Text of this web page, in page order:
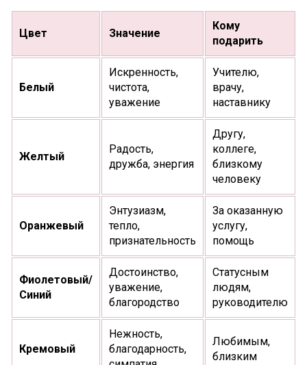
Цвет Значение
Кому
подарить
Белый
Искренность,
чистота,
уважение
Учителю,
врачу,
наставнику
Желтый
Радость,
дружба, энергия
Другу,
коллеге,
близкому
человеку
Оранжевый
Энтузиазм,
тепло,
признательность
За оказанную
услугу,
помощь
Фиолетовый/
Синий
Достоинство,
уважение,
благородство
Статусным
людям,
руководителю
Кремовый
Нежность,
благодарность,
Любимым,
близким